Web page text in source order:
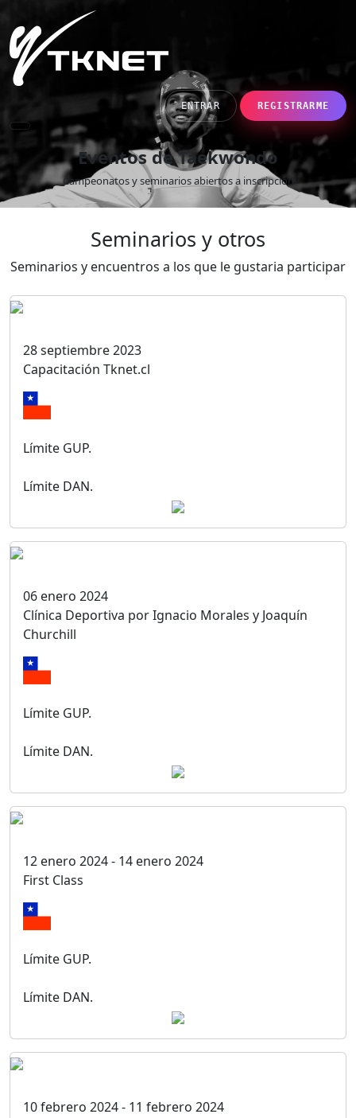
ENTRAR REGISTRARME
Eventos de Taekwondo
Campeonatos y seminarios abiertos a inscripción
Seminarios y otros
Seminarios y encuentros a los que le gustaria participar
28 septiembre 2023
Capacitación Tknet.cl
Límite GUP.
Límite DAN.
06 enero 2024
Clínica Deportiva por Ignacio Morales y Joaquín
Churchill
Límite GUP.
Límite DAN.
12 enero 2024 - 14 enero 2024
First Class
Límite GUP.
Límite DAN.
10 febrero 2024 - 11 febrero 2024